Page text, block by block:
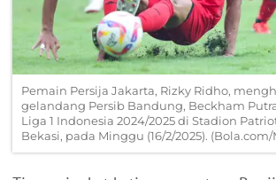
Pemain Persija Jakarta, Rizky Ridho,
gelandang Persib Bandung, Beckham
Liga 1 Indonesia 2024/2025 di Stadion
Bekasi, pada Minggu (16/2/2025).